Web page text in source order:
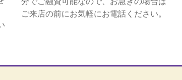
ご来店の前にお気軽にお電話ください。